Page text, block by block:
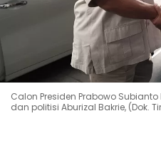
Calon Presiden Prabowo
dan politisi Aburizal Bakrie, (Dok.